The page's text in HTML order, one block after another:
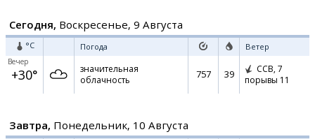
Сегодня, Воскресенье, 9 Августа
°C Погода Ветер
Вечер
+30°
значительная
облачность
757 39 ССВ, 7
порывы 11
Завтра, Понедельник, 10 Августа